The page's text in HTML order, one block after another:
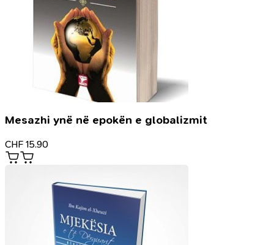
Mesazhi ynë në epokën e globalizmit
CHF 15.90